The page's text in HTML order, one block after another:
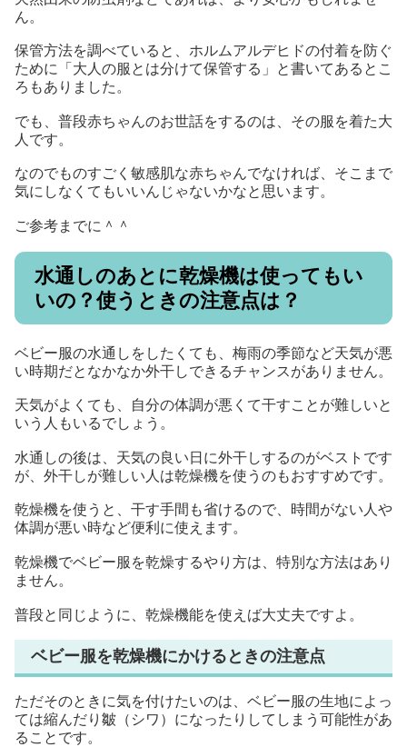
ん。
保管方法を調べていると、ホルムアルデヒドの付着を防ぐ
ために「大人の服とは分けて保管する」と書いてあるとこ
ろもありました。
でも、普段赤ちゃんのお世話をするのは、その服を着た大
人です。
なのでものすごく敏感肌な赤ちゃんでなければ、そこまで
気にしなくてもいいんじゃないかなと思います。
ご参考までに＾＾
水通しのあとに乾燥機は使ってもい
いの？使うときの注意点は？
ベビー服の水通しをしたくても、梅雨の季節など天気が悪
い時期だとなかなか外干しできるチャンスがありません。
天気がよくても、自分の体調が悪くて干すことが難しいと
いう人もいるでしょう。
水通しの後は、天気の良い日に外干しするのがベストです
が、外干しが難しい人は乾燥機を使うのもおすすめです。
乾燥機を使うと、干す手間も省けるので、時間がない人や
体調が悪い時など便利に使えます。
乾燥機でベビー服を乾燥するやり方は、特別な方法はあり
ません。
普段と同じように、乾燥機能を使えば大丈夫ですよ。
ベビー服を乾燥機にかけるときの注意点
ただそのときに気を付けたいのは、ベビー服の生地によっ
ては縮んだり皺（シワ）になったりしてしまう可能性があ
ることです。